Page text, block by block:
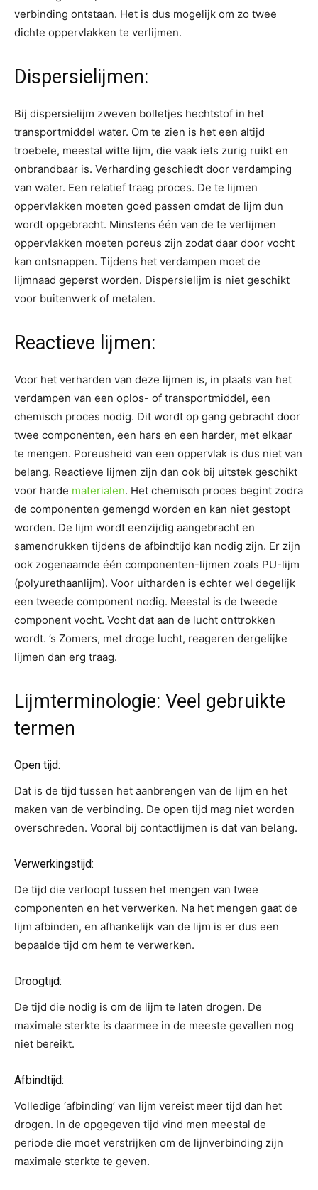
verbinding ontstaan. Het is dus mogelijk om zo twee
dichte oppervlakken te verlijmen.
Dispersielijmen:
Bij dispersielijm zweven bolletjes hechtstof in het
transportmiddel water. Om te zien is het een altijd
troebele, meestal witte lijm, die vaak iets zurig ruikt en
onbrandbaar is. Verharding geschiedt door verdamping
van water. Een relatief traag proces. De te lijmen
oppervlakken moeten goed passen omdat de lijm dun
wordt opgebracht. Minstens één van de te verlijmen
oppervlakken moeten poreus zijn zodat daar door vocht
kan ontsnappen. Tijdens het verdampen moet de
lijmnaad geperst worden. Dispersielijm is niet geschikt
voor buitenwerk of metalen.
Reactieve lijmen:
Voor het verharden van deze lijmen is, in plaats van het
verdampen van een oplos- of transportmiddel, een
chemisch proces nodig. Dit wordt op gang gebracht door
twee componenten, een hars en een harder, met elkaar
te mengen. Poreusheid van een oppervlak is dus niet van
belang. Reactieve lijmen zijn dan ook bij uitstek geschikt
voor harde materialen. Het chemisch proces begint zodra
de componenten gemengd worden en kan niet gestopt
worden. De lijm wordt eenzijdig aangebracht en
samendrukken tijdens de afbindtijd kan nodig zijn. Er zijn
ook zogenaamde één componenten-lijmen zoals PU-lijm
(polyurethaanlijm). Voor uitharden is echter wel degelijk
een tweede component nodig. Meestal is de tweede
component vocht. Vocht dat aan de lucht onttrokken
wordt. ’s Zomers, met droge lucht, reageren dergelijke
lijmen dan erg traag.
Lijmterminologie: Veel gebruikte
termen
Open tijd:
Dat is de tijd tussen het aanbrengen van de lijm en het
maken van de verbinding. De open tijd mag niet worden
overschreden. Vooral bij contactlijmen is dat van belang.
Verwerkingstijd:
De tijd die verloopt tussen het mengen van twee
componenten en het verwerken. Na het mengen gaat de
lijm afbinden, en afhankelijk van de lijm is er dus een
bepaalde tijd om hem te verwerken.
Droogtijd:
De tijd die nodig is om de lijm te laten drogen. De
maximale sterkte is daarmee in de meeste gevallen nog
niet bereikt.
Afbindtijd:
Volledige ‘afbinding’ van lijm vereist meer tijd dan het
drogen. In de opgegeven tijd vind men meestal de
periode die moet verstrijken om de lijnverbinding zijn
maximale sterkte te geven.